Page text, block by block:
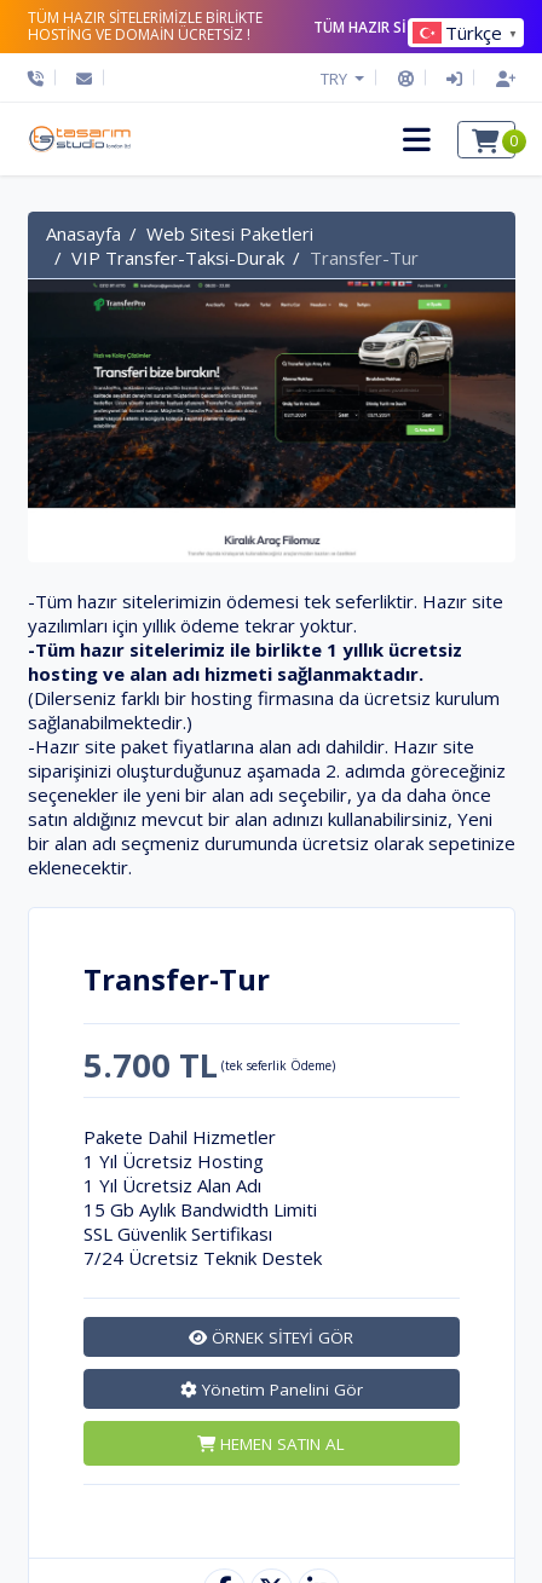
TÜM HAZIR SİTELERİMİZLE BİRLİKTE
HOSTİNG VE DOMAİN ÜCRETSİZ !
TÜM HAZIR SİTELERİ İNCELE
TRY
0
Transfer-Tur
5.700 TL (tek seferlik Ödeme)
Pakete Dahil Hizmetler
1 Yıl Ücretsiz Hosting
1 Yıl Ücretsiz Alan Adı
15 Gb Aylık Bandwidth Limiti
SSL Güvenlik Sertifikası
7/24 Ücretsiz Teknik Destek
ÖRNEK SİTEYİ GÖR
Yönetim Panelini Gör
HEMEN SATIN AL
Anasayfa
Web Sitesi Paketleri
VIP Transfer-Taksi-Durak
Transfer-Tur
-Tüm hazır sitelerimizin ödemesi tek seferliktir. Hazır site
yazılımları için yıllık ödeme tekrar yoktur.
-Tüm hazır sitelerimiz ile birlikte 1 yıllık ücretsiz
hosting ve alan adı hizmeti sağlanmaktadır.
(Dilerseniz farklı bir hosting firmasına da ücretsiz kurulum
sağlanabilmektedir.)
-Hazır site paket fiyatlarına alan adı dahildir. Hazır site
siparişinizi oluşturduğunuz aşamada 2. adımda göreceğiniz
seçenekler ile yeni bir alan adı seçebilir, ya da daha önce
satın aldığınız mevcut bir alan adınızı kullanabilirsiniz, Yeni
bir alan adı seçmeniz durumunda ücretsiz olarak sepetinize
eklenecektir.
Türkçe ▼